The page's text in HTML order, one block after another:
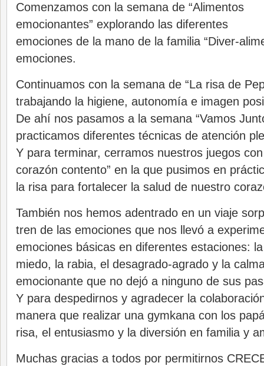
Comenzamos con la semana de “Alimentos
emocionantes” explorando las diferentes
emociones de la mano de la familia “Diver-
emociones.
Continuamos con la semana de “La risa de
trabajando la higiene, autonomía e imagen
De ahí nos pasamos a la semana “Vamos
practicamos diferentes técnicas de atención
Y para terminar, cerramos nuestros juegos
corazón contento” en la que pusimos en
la risa para fortalecer la salud de nuestro
También nos hemos adentrado en un viaje
tren de las emociones que nos llevó a
emociones básicas en diferentes estaciones:
miedo, la rabia, el desagrado-agrado y la
emocionante que no dejó a ninguno de sus
Y para despedirnos y agradecer la
manera que realizar una gymkana con los
risa, el entusiasmo y la diversión en familia y
Muchas gracias a todos por permitirnos